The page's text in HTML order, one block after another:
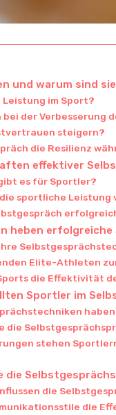
und warum sind
im Sport?
der Verbesserung
steigern?
die Resilienz
effektiver
es für Sportler?
sportliche Leistung
heben
Elite-Athleten
die Effektivität
Sportler im
die
stehen
die
die
die